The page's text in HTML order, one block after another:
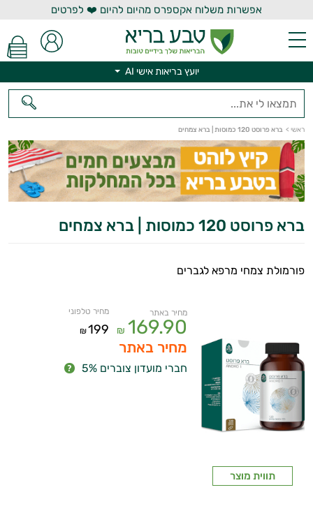
אפשרות משלוח אקספרס מהיום להיום ❤️ לפרטים
יועץ בריאות אישי AI
ראשי > ברא פרוסט 120 כמוסות | ברא צמחים
ברא פרוסט 120 כמוסות | ברא צמחים
פורמולת צמחי מרפא לגברים
תווית מוצר
מחיר באתר
169.90
₪
מחיר טלפוני
199
₪
מחיר באתר
חברי מועדון צוברים 5%
יועץ בריאות אישי AI